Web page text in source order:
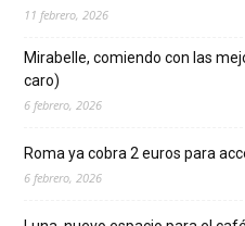
11 febrero, 2026
Mirabelle, comiendo con las
caro)
6 febrero, 2026
Roma ya cobra 2 euros para
6 febrero, 2026